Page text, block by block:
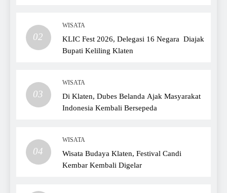
02
WISATA
KLIC Fest 2026, Delegasi 16 Negara Diajak
Bupati Keliling Klaten
03
WISATA
Di Klaten, Dubes Belanda Ajak Masyarakat
Indonesia Kembali Bersepeda
04
WISATA
Wisata Budaya Klaten, Festival Candi
Kembar Kembali Digelar